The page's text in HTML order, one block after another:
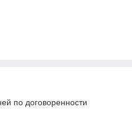
по договоренности